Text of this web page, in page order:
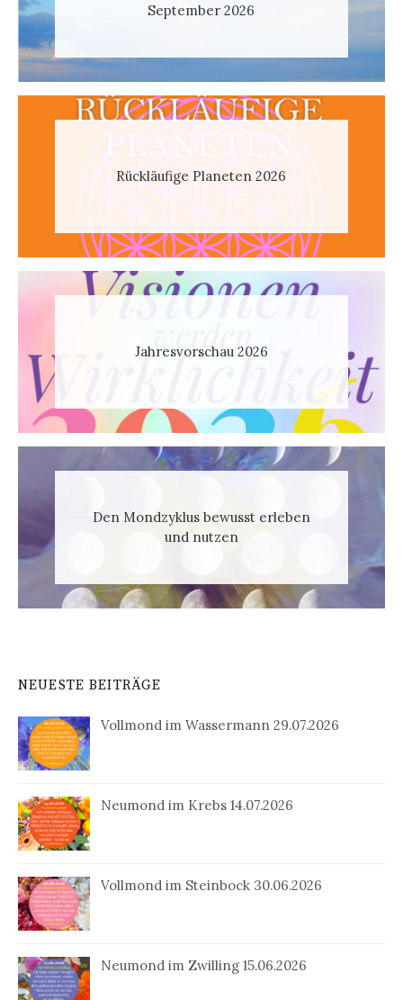
September 2026
Rückläufige Planeten 2026
Jahresvorschau 2026
Den Mondzyklus bewusst erleben
und nutzen
NEUESTE BEITRÄGE
Vollmond im Wassermann 29.07.2026
Neumond im Krebs 14.07.2026
Vollmond im Steinbock 30.06.2026
Neumond im Zwilling 15.06.2026